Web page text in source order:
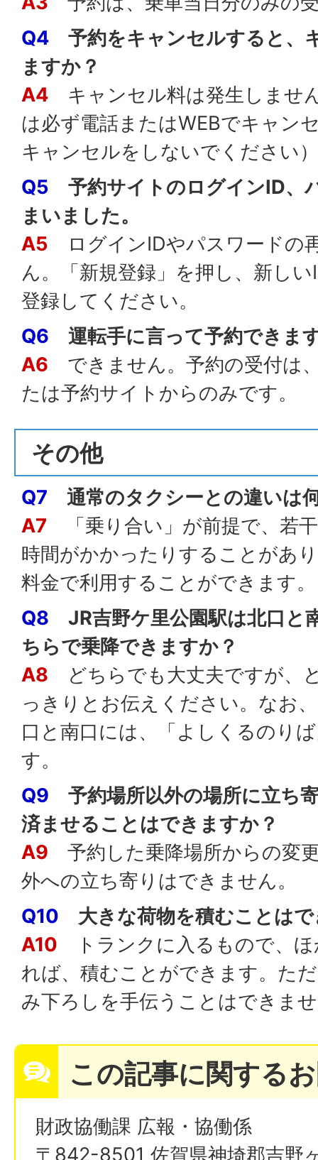
Q4
予約をキャンセルすると、
ますか？
A4 キャンセル料は発生しませ
は必ず電話またはWEBでキャン
キャンセルをしないでください
Q5
予約サイトのログインID、
まいました。
A5 ログインIDやパスワードの
ん。「新規登録」を押し、新し
登録してください。
Q6
運転手に言って予約できま
A6 できません。予約の受付は
たは予約サイトからのみです。
その他
Q7
通常のタクシーとの違いは
A7 「乗り合い」が前提で、若
時間がかかったりすることがあ
料金で利用することができます。
Q8
JR吉野ケ里公園駅は北口と
ちらで乗降できますか？
A8 どちらでも大丈夫ですが、
っきりとお伝えください。なお
口と南口には、「よしくるのり
す。
Q9
予約場所以外の場所に立ち
済ませることはできますか？
A9 予約した乗降場所からの変
外への立ち寄りはできません。
Q10
大きな荷物を積むことは
A10 トランクに入るもので、
れば、積むことができます。た
み下ろしを手伝うことはできま
この記事に関する
財政協働課 広報・協働係
〒842-8501 佐賀県神埼郡吉野